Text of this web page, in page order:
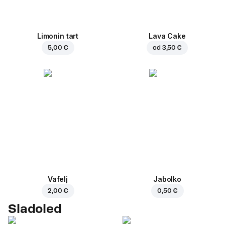
Limonin tart
5,00 €
Lava Cake
od 3,50 €
Vafelj
2,00 €
Jabolko
0,50 €
Sladoled